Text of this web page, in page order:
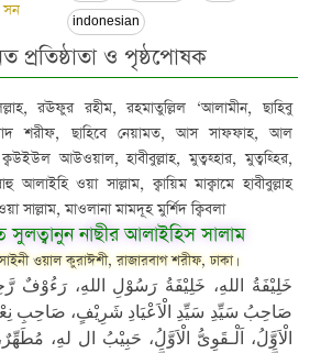
সন
indonesian
প্রতিষ্ঠাতা ও পৃষ্ঠপোষক
রঊফুর রহীম, রহমাতুল্লিল ‘আলামীন, ছাহিবু
শরীফ, ছাহিবে নেয়ামত, আস সাফফাহ, আল
আউওয়াল, হাবীবুল্লাহ, মুত্বহ্হার, মুত্বহ্হির,
আলাইহি ওয়া সাল্লাম, ক্বায়িম মাক্বামে হাবীবুল্লাহ
সাল্লাম, মাওলানা মামদূহ মুর্শিদ ক্বিবলা
সুলত্বানুন নাছীর আলাইহিস সালাম
ওয়াল কুরাঈশী, রাজারবাগ শরীফ, ঢাকা।
خَلِيْفَةُ اللهِ، خَلِيْفَةُ رَسُوْلِ اللهِ، رَءُوْفٌ
صَاحِبُ سَيِّدِ سَيِّدِ الْاَعْيَادِ شَرِيْفٍ، صَاحِبِ
الْاَوَّلُ، اَلْـقَوِىُّ الْاَوَّلُ، حَبِيْبُ ال لهِ،